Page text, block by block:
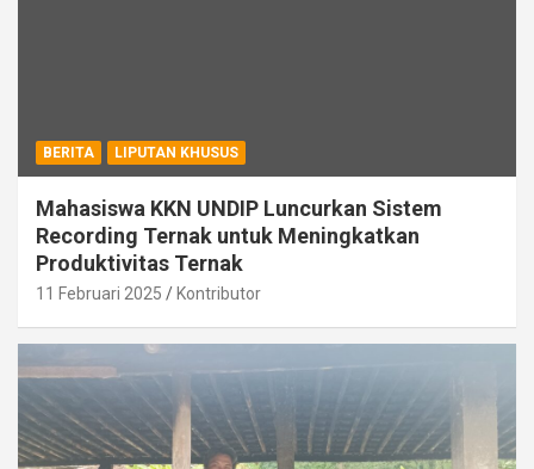
BERITA LIPUTAN KHUSUS
Mahasiswa KKN UNDIP Luncurkan Sistem
Recording Ternak untuk Meningkatkan
Produktivitas Ternak
11 Februari 2025 Kontributor